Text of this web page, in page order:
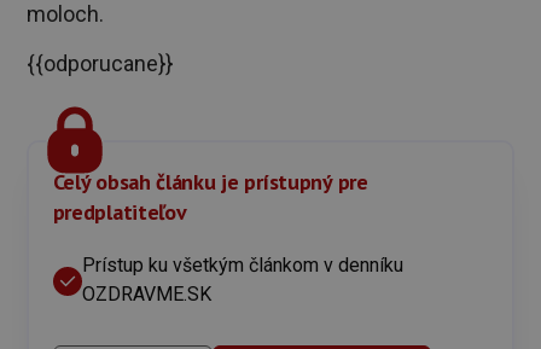
moloch.
{{odporucane}}
Celý obsah článku je prístupný pre
predplatiteľov
Prístup ku všetkým článkom v denníku
OZDRAVME.SK